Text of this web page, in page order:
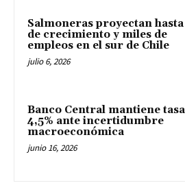
Salmoneras proyectan hasta
de crecimiento y miles de
empleos en el sur de Chile
julio 6, 2026
Banco Central mantiene
4,5% ante incertidumbre
macroeconómica
junio 16, 2026